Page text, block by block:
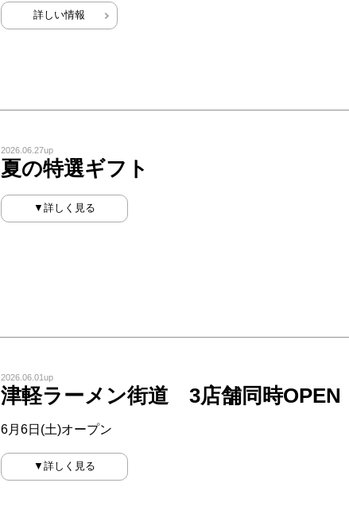
詳しい情報
2026.06.27up
夏の特選ギフト
▼詳しく見る
2026.06.01up
津軽ラーメン街道 3店舗同時OPEN
6月6日(土)オープン
▼詳しく見る